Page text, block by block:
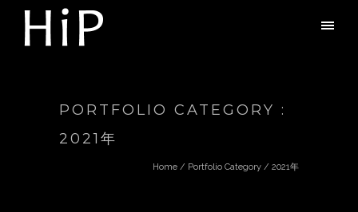
PORTFOLIO CATEGORY :
2021年
Home / Portfolio Category / 2021年